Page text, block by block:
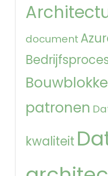
document
patronen
kwaliteit